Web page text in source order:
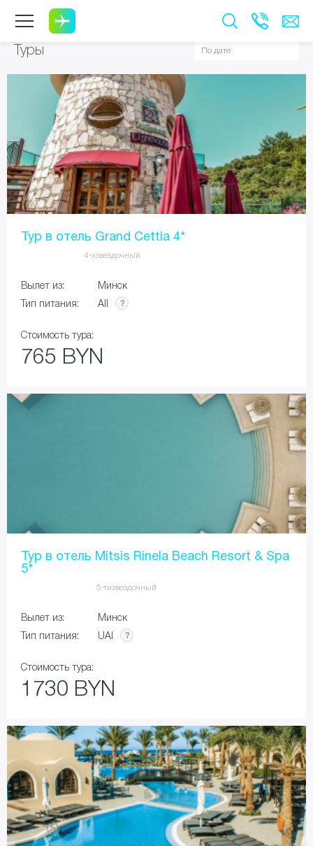
Туры
Тур в отель Grand Cettia 4*
4-хзвездочный
Вылет из:
Минск
Тип питания:
All
Стоимость тура:
765 BYN
Тур в отель Mitsis Rinela Beach Resort & Spa
5*
5-тизвездочный
Вылет из:
Минск
Тип питания:
UAI
Стоимость тура:
1730 BYN